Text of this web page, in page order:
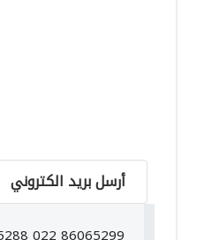
أرسل بريد الكتروني